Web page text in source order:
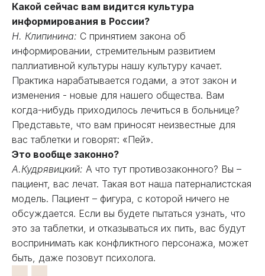
Какой сейчас вам видится культура
информирования в России?
Н. Клипинина: С принятием закона об
информировании, стремительным развитием
паллиативной культуры нашу культуру качает.
Практика нарабатывается годами, а этот закон и
изменения - новые для нашего общества. Вам
когда-нибудь приходилось лечиться в больнице?
Представьте, что вам приносят неизвестные для
вас таблетки и говорят: «Пей».
Это вообще законно?
А.Кудрявицкий: А что тут противозаконного? Вы –
пациент, вас лечат. Такая вот наша патерналистская
модель. Пациент – фигура, с которой ничего не
обсуждается. Если вы будете пытаться узнать, что
это за таблетки, и отказываться их пить, вас будут
воспринимать как конфликтного персонажа, может
быть, даже позовут психолога.